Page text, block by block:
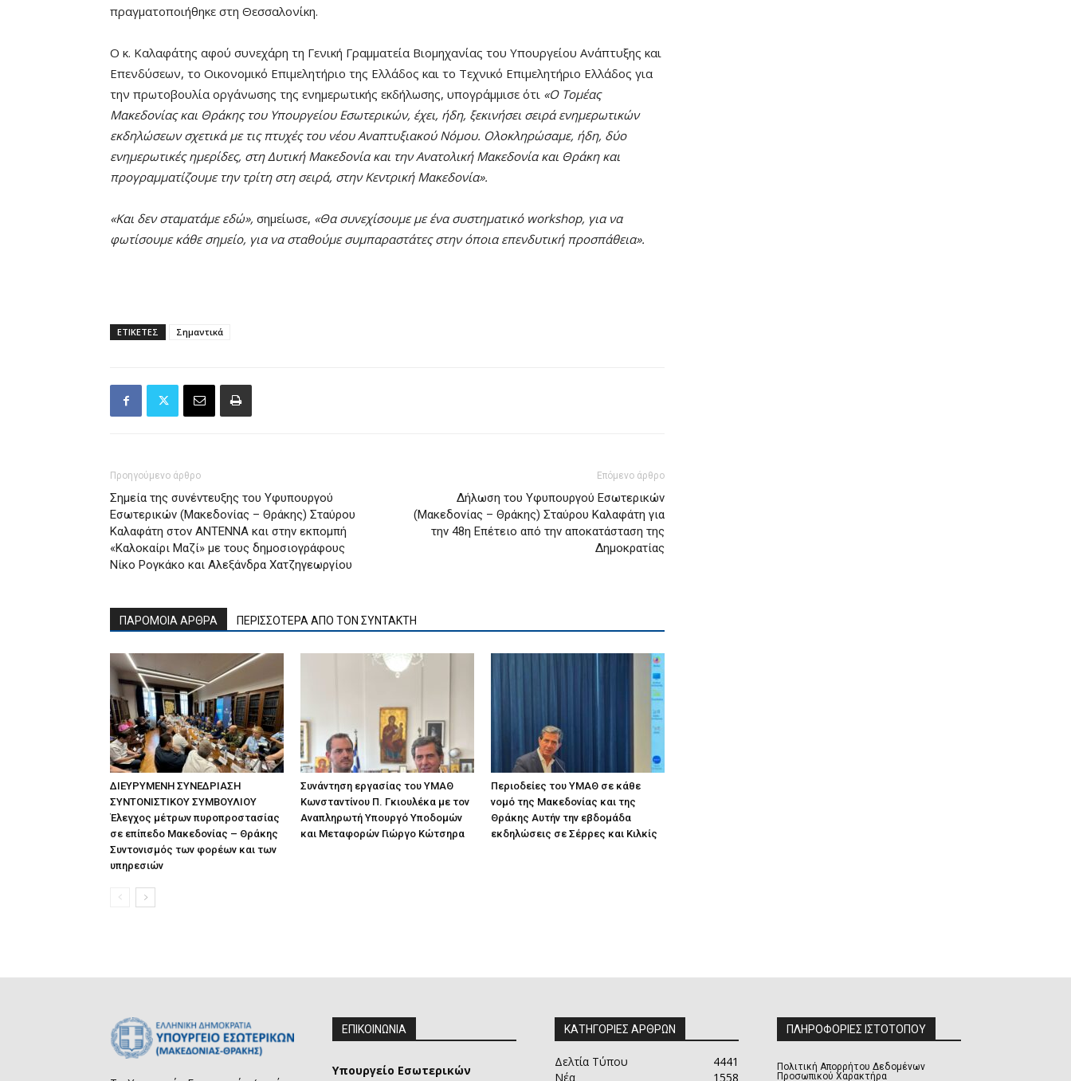
πραγματοποιήθηκε στη Θεσσαλονίκη.
Ο κ. Καλαφάτης αφού συνεχάρη τη Γενική Γραμματεία Βιομηχανίας του Υπουργείου Ανάπτυξης και
Επενδύσεων, το Οικονομικό Επιμελητήριο της Ελλάδος και το Τεχνικό Επιμελητήριο Ελλάδος για
την πρωτοβουλία οργάνωσης της ενημερωτικής εκδήλωσης, υπογράμμισε ότι «Ο Τομέας
Μακεδονίας και Θράκης του Υπουργείου Εσωτερικών, έχει, ήδη, ξεκινήσει σειρά ενημερωτικών
εκδηλώσεων σχετικά με τις πτυχές του νέου Αναπτυξιακού Νόμου. Ολοκληρώσαμε, ήδη, δύο
ενημερωτικές ημερίδες, στη Δυτική Μακεδονία και την Ανατολική Μακεδονία και Θράκη και
προγραμματίζουμε την τρίτη στη σειρά, στην Κεντρική Μακεδονία».
«Και δεν σταματάμε εδώ», σημείωσε, «Θα συνεχίσουμε με ένα συστηματικό workshop, για να
φωτίσουμε κάθε σημείο, για να σταθούμε συμπαραστάτες στην όποια επενδυτική προσπάθεια».
ΕΤΙΚΕΤΕΣ Σημαντικά
Προηγούμενο άρθρο
Σημεία της συνέντευξης του Υφυπουργού
Εσωτερικών (Μακεδονίας – Θράκης) Σταύρου
Καλαφάτη στον ΑΝΤΕΝΝΑ και στην εκπομπή
«Καλοκαίρι Μαζί» με τους δημοσιογράφους
Νίκο Ρογκάκο και Αλεξάνδρα Χατζηγεωργίου
Επόμενο άρθρο
Δήλωση του Υφυπουργού Εσωτερικών
(Μακεδονίας – Θράκης) Σταύρου Καλαφάτη για
την 48η Επέτειο από την αποκατάσταση της
Δημοκρατίας
ΠΑΡΟΜΟΙΑ ΑΡΘΡΑ ΠΕΡΙΣΣΟΤΕΡΑ ΑΠΟ ΤΟΝ ΣΥΝΤΑΚΤΗ
ΔΙΕΥΡΥΜΕΝΗ ΣΥΝΕΔΡΙΑΣΗ
ΣΥΝΤΟΝΙΣΤΙΚΟΥ ΣΥΜΒΟΥΛΙΟΥ
Έλεγχος μέτρων πυροπροστασίας
σε επίπεδο Μακεδονίας – Θράκης
Συντονισμός των φορέων και των
υπηρεσιών
Συνάντηση εργασίας του ΥΜΑΘ
Κωνσταντίνου Π. Γκιουλέκα με τον
Αναπληρωτή Υπουργό Υποδομών
και Μεταφορών Γιώργο Κώτσηρα
Περιοδείες του ΥΜΑΘ σε κάθε
νομό της Μακεδονίας και της
Θράκης Αυτήν την εβδομάδα
εκδηλώσεις σε Σέρρες και Κιλκίς
ΕΠΙΚΟΙΝΩΝΙΑ
Υπουργείο Εσωτερικών
ΚΑΤΗΓΟΡΙΕΣ ΑΡΘΡΩΝ
Δελτία Τύπου
4441
Νέα
1558
ΠΛΗΡΟΦΟΡΙΕΣ ΙΣΤΟΤΟΠΟΥ
Πολιτική Απορρήτου Δεδομένων
Προσωπικού Χαρακτήρα